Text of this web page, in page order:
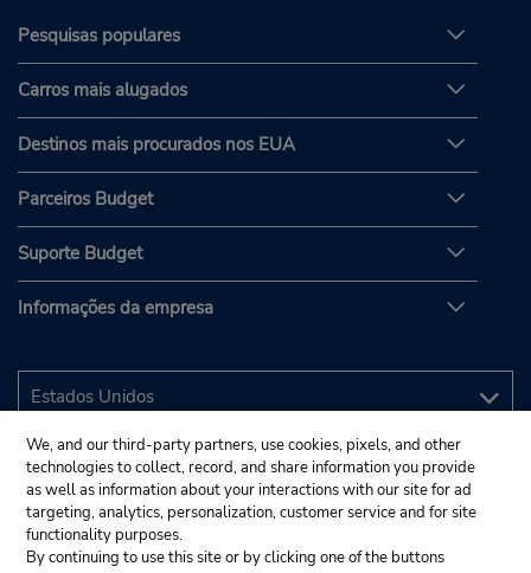
Pesquisas populares
Carros mais alugados
Destinos mais procurados nos EUA
Parceiros Budget
Suporte Budget
Informações da empresa
We, and our third-party partners, use cookies, pixels, and other
technologies to collect, record, and share information you provide
as well as information about your interactions with our site for ad
targeting, analytics, personalization, customer service and for site
functionality purposes.
By continuing to use this site or by clicking one of the buttons